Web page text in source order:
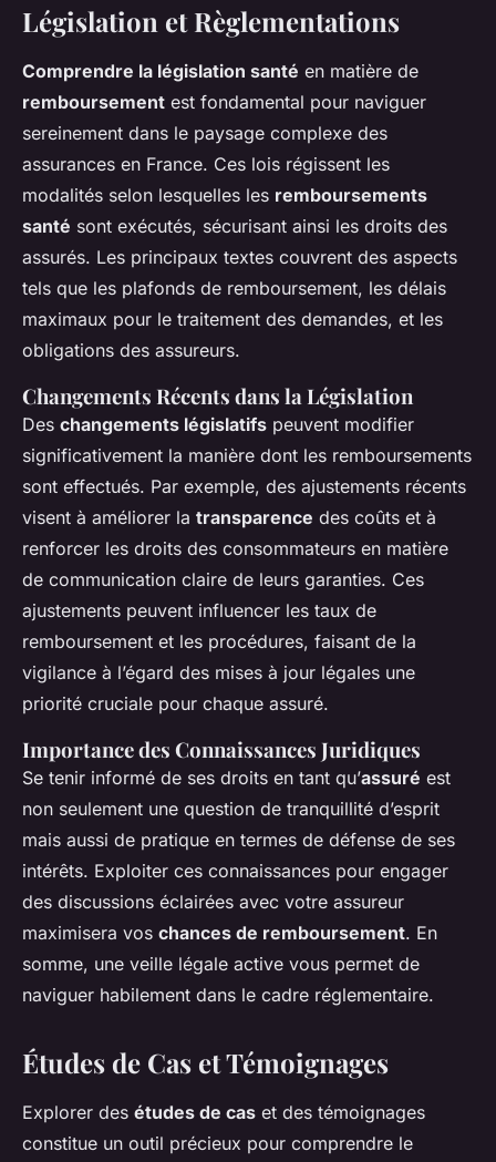
Législation et Règlementations
Comprendre la législation santé en matière de
remboursement est fondamental pour naviguer
sereinement dans le paysage complexe des
assurances en France. Ces lois régissent les
modalités selon lesquelles les remboursements
santé sont exécutés, sécurisant ainsi les droits des
assurés. Les principaux textes couvrent des aspects
tels que les plafonds de remboursement, les délais
maximaux pour le traitement des demandes, et les
obligations des assureurs.
Changements Récents dans la Législation
Des changements législatifs peuvent modifier
significativement la manière dont les remboursements
sont effectués. Par exemple, des ajustements récents
visent à améliorer la transparence des coûts et à
renforcer les droits des consommateurs en matière
de communication claire de leurs garanties. Ces
ajustements peuvent influencer les taux de
remboursement et les procédures, faisant de la
vigilance à l’égard des mises à jour légales une
priorité cruciale pour chaque assuré.
Importance des Connaissances Juridiques
Se tenir informé de ses droits en tant qu’assuré est
non seulement une question de tranquillité d’esprit
mais aussi de pratique en termes de défense de ses
intérêts. Exploiter ces connaissances pour engager
des discussions éclairées avec votre assureur
maximisera vos chances de remboursement. En
somme, une veille légale active vous permet de
naviguer habilement dans le cadre réglementaire.
Études de Cas et Témoignages
Explorer des études de cas et des témoignages
constitue un outil précieux pour comprendre le